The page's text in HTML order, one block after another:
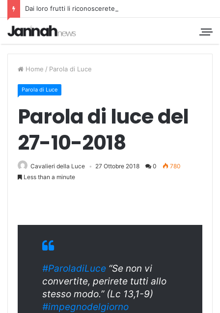
Dai loro frutti li riconoscerete
Home / Parola di Luce
Parola di Luce
Parola di luce del
27-10-2018
Cavalieri della Luce 27 Ottobre 2018 0
780
Less than a minute
#ParoladiLuce “Se non vi
convertite, perirete tutti allo
stesso modo.” (Lc 13,1-9)
#impegnodelgiorno